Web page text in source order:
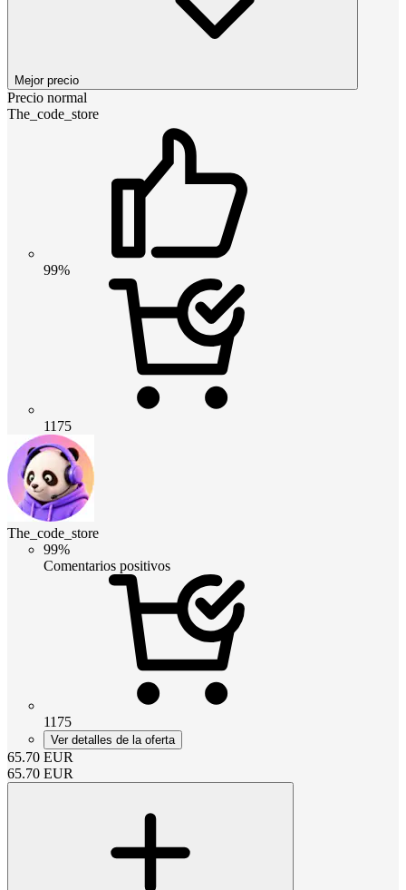
Mejor precio
Precio normal
The_code_store
99%
1175
The_code_store
99%
Comentarios positivos
1175
Ver detalles de la oferta
65.70 EUR
65.70 EUR